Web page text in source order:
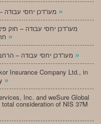
»
»
»
Insurance Company Ltd., in
»
Inc. and weSure Global
consideration of NIS 37M